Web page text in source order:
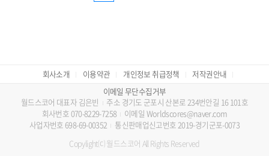
회사소개 이용약관 개인정보 취급정책
저작권안내
이메일 무단수집거부
월드스코어 대표자 김은빈
주소 경기도 군포시 산본로 234번안길 16 101호
회사번호 070-8229-7258
이메일 Worldscores@naver.com
사업자번호 698-69-00352
통신판매업신고번호 2019-경기군포-0073
Copylight⒞ 월드스코어 All Rights Reserved